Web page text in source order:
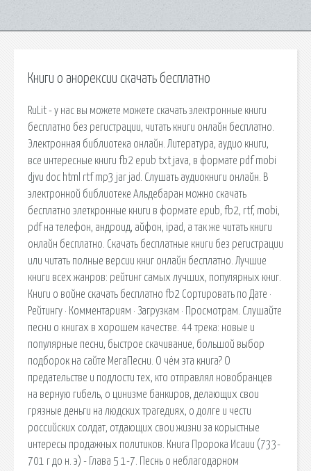
Книги о анорексии скачать бесплатно
RuLit - у нас вы можете можете скачать электронные книги
бесплатно без регистрации, читать книги онлайн бесплатно.
Электронная библиотека онлайн. Литература, аудио книги,
все интересные книги fb2 epub txt java, в формате pdf mobi
djvu doc html rtf mp3 jar jad. Слушать аудиокниги онлайн. В
электронной библиотеке Альдебаран можно скачать
бесплатно элеткронные книги в формате epub, fb2, rtf, mobi,
pdf на телефон, андроид, айфон, ipad, а так же читать книги
онлайн бесплатно. Скачать бесплатные книги без регистрации
или читать полные версии книг онлайн бесплатно. Лучшие
книги всех жанров: рейтинг самых лучших, популярных книг.
Книги о войне скачать бесплатно fb2 Сортировать по Дате ·
Рейтингу · Комментариям · Загрузкам · Просмотрам. Слушайте
песни о книгах в хорошем качестве. 44 трека: новые и
популярные песни, быстрое скачивание, большой выбор
подборок на сайте МегаПесни. О чём эта книга? О
предательстве и подлости тех, кто отправлял новобранцев
на верную гибель, о цинизме банкиров, делающих свои
грязные деньги на людских трагедиях, о долге и чести
российских солдат, отдающих свои жизни за корыстные
интересы продажных политиков. Книга Пророка Исаии (733-
701 г до н. э) - Глава 5 1-7. Песнь о неблагодарном